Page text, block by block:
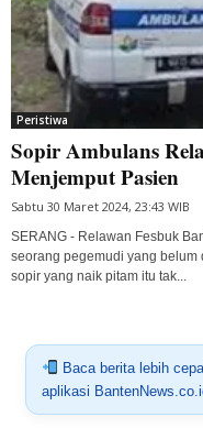
Peristiwa
Sopir Ambulans
Menjemput Pasien
Sabtu 30 Maret 2024, 23:43 WIB
SERANG - Relawan Fesbuk
seorang pegemudi yang belum
sopir yang naik pitam itu tak...
Baca berita lebih
aplikasi